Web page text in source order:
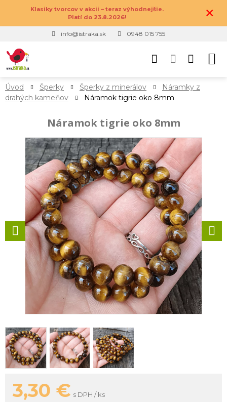
Klasiky tvorcov v akcii – teraz výhodnejšie.
Platí do 23.8.2026!
×
info@istraka.sk 0948 015 755
Úvod Šperky Šperky z minerálov
Náramky z
drahých kameňov
Náramok tigrie oko 8mm
Náramok tigrie oko 8mm
3,30 € s DPH / ks